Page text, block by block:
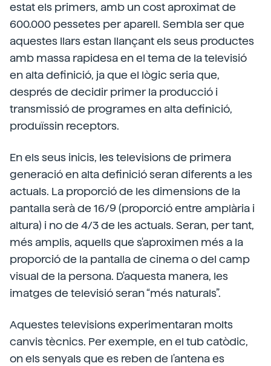
estat els primers, amb un cost aproximat de
600.000 pessetes per aparell. Sembla ser que
aquestes llars estan llançant els seus productes
amb massa rapidesa en el tema de la televisió
en alta definició, ja que el lògic seria que,
després de decidir primer la producció i
transmissió de programes en alta definició,
produïssin receptors.
En els seus inicis, les televisions de primera
generació en alta definició seran diferents a les
actuals. La proporció de les dimensions de la
pantalla serà de 16/9 (proporció entre amplària i
altura) i no de 4/3 de les actuals. Seran, per tant,
més amplis, aquells que s'aproximen més a la
proporció de la pantalla de cinema o del camp
visual de la persona. D'aquesta manera, les
imatges de televisió seran “més naturals”.
Aquestes televisions experimentaran molts
canvis tècnics. Per exemple, en el tub catòdic,
on els senyals que es reben de l'antena es